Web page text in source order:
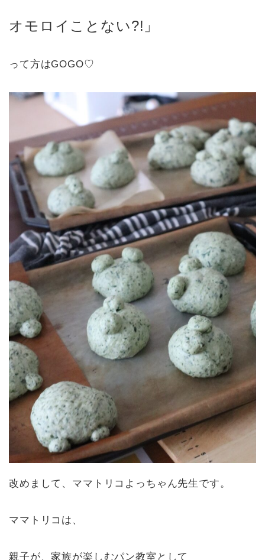
オモロイことない?! 」
って方はGOGO♡
改めまして、ママトリコよっちゃん先生です。
ママトリコは、
親子が、家族が楽しむパン教室として